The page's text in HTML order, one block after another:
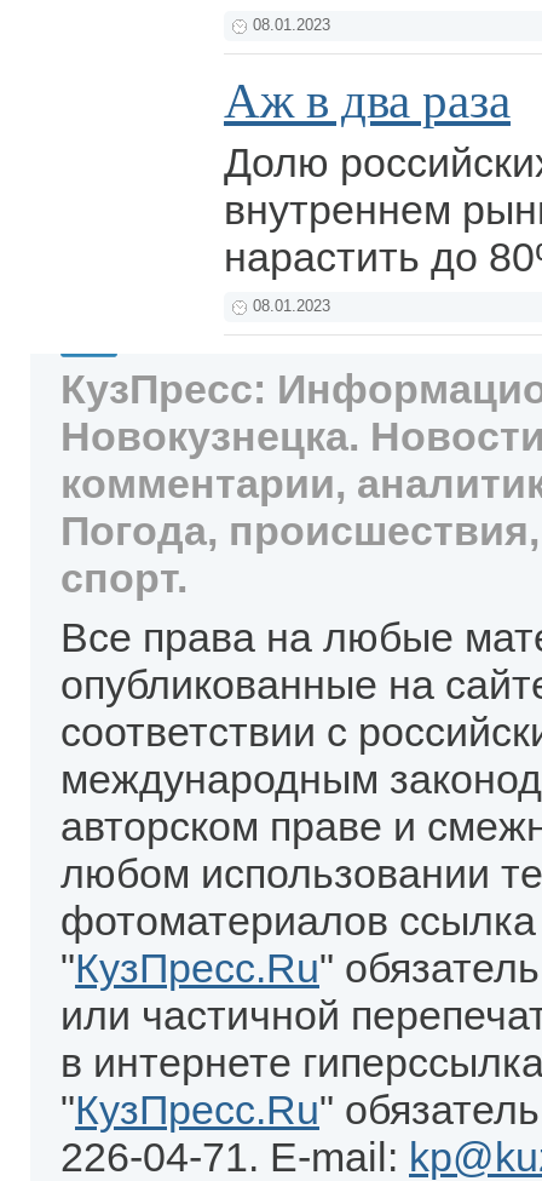
08.01.2023
Аж в два раза
Долю
внутреннем
нарастить до
08.01.2023
КузПресс:
Новокузнецка.
комментарии,
Погода,
спорт.
Все права на любые
опубликованные на
соответствии с
международным
авторском праве и
любом использовании
фотоматериалов
"КузПресс.Ru"
или частичной
в интернете
"КузПресс.Ru"
226-04-71. E-mail: